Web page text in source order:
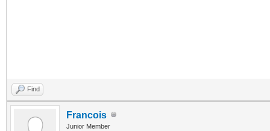
Find
Francois
Junior Member